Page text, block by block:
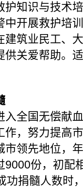
护知识与技术
中开展救护培
建筑业民工、
供关爱帮助。
全国无偿献血
作，努力提高
市领先地位，
9000份，初配
功捐髓人数时